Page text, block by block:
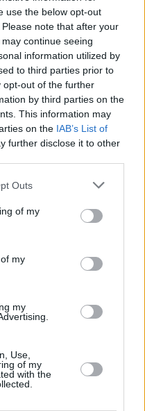
use the below opt-out
note that after your
continue seeing
information utilized by
to third parties prior to
opt-out of the further
by third parties on the
This information may
on the IAB’s List of
further disclose it to other
Outs
of my
my
my
Use,
of my
with the
gdzie jest
uaktywnił
białorusku